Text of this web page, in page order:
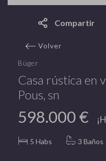
Compartir
Volver
Búger
Casa rústica en
Pous, sn
598.000 €
5 Habs 3 Baños